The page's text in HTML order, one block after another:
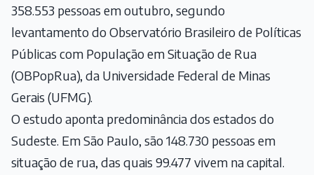
358.553 pessoas em outubro, segundo
levantamento do Observatório Brasileiro de Políticas
Públicas com População em Situação de Rua
(OBPopRua), da Universidade Federal de Minas
Gerais (UFMG).
O estudo aponta predominância dos estados do
Sudeste. Em São Paulo, são 148.730 pessoas em
situação de rua, das quais 99.477 vivem na capital.